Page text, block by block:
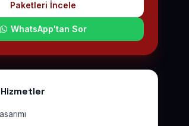
Paketleri İncele
WhatsApp'tan Sor
Hizmetler